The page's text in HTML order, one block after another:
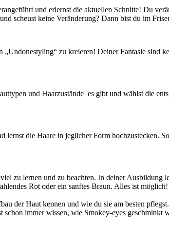
und erlernst die aktuellen Schnitte! Du
scheust keine Veränderung? Dann bist du im
zu kreieren! Deiner Fantasie sind
und Haarzustände es gibt und wählst die
lernst die Haare in jeglicher Form hochzustecken.
zu lernen und zu beachten. In deiner Ausbildung
Rot oder ein sanftes Braun. Alles ist
der Haut kennen und wie du sie am besten
immer wissen, wie Smokey-eyes